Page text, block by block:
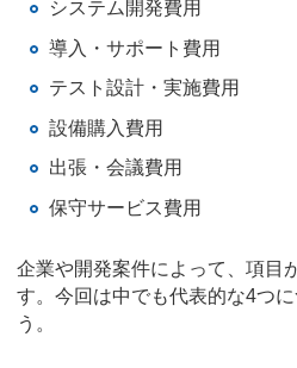
システム開発費用
導入・サポート費用
テスト設計・実施費用
設備購入費用
出張・会議費用
保守サービス費用
企業や開発案件によって、項目
す。今回は中でも代表的な4つ
う。